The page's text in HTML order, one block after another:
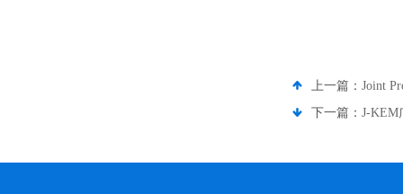
上一篇： Joint
下一篇： J-KEM